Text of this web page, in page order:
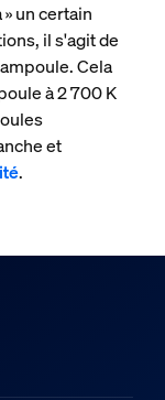
un certain
il s'agit de
Cela
à 2 700 K
et
.